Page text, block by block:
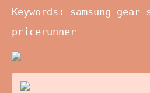
Keywords: samsung
pricerunner